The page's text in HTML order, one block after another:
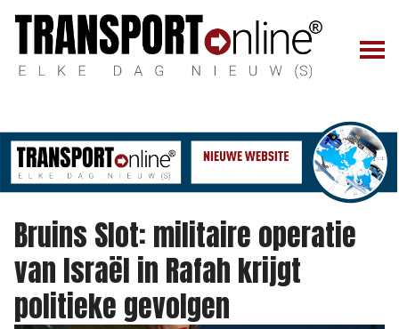
Bruins Slot: militaire operatie
van Israël in Rafah krijgt
politieke gevolgen